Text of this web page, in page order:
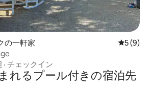
の一軒家 レビュー
5 (9)
· チェックイン
れるプール付きの宿泊先